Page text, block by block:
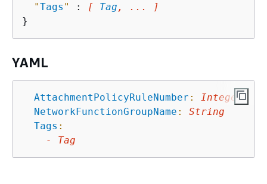
"Tags " : [ Tag , ... ]
YAML
AttachmentPolicyRuleNumber :
Integer
NetworkFunctionGroupName :
String
Tags :
-
Tag